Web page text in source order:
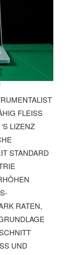
FLEISS N
LIZENZ B
P
R
T
V
Ü
RATEN, U
U
I
UND R